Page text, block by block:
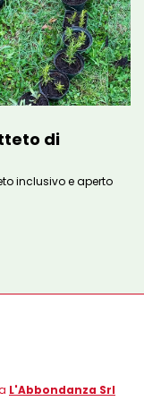
di
inclusivo e aperto